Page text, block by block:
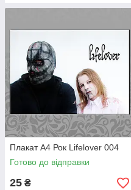
Плакат А4 Рок Lifelover 004
Готово до відправки
25 ₴